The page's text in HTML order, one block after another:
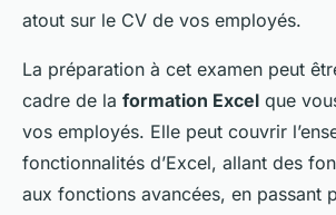
atout sur le CV de vos employés.
La préparation à cet examen peut
cadre de la formation Excel que
vos employés. Elle peut couvrir
fonctionnalités d’Excel, allant des
aux fonctions avancées, en passant